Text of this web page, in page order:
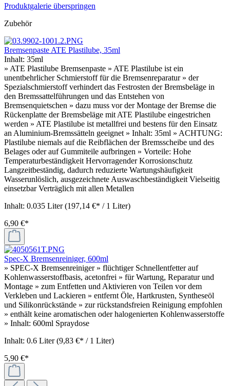
Produktgalerie überspringen
Zubehör
Bremsenpaste ATE Plastilube, 35ml
Inhalt: 35ml
» ATE Plastilube Bremsenpaste » ATE Plastilube ist ein
unentbehrlicher Schmierstoff für die Bremsenreparatur » der
Spezialschmierstoff verhindert das Festrosten der Bremsbeläge in
den Bremssattelführungen und das Entstehen von
Bremsenquietschen » dazu muss vor der Montage der Bremse die
Rückenplatte der Bremsbeläge mit ATE Plastilube eingestrichen
werden » ATE Plastilube ist metallfrei und bestens für den Einsatz
an Aluminium-Bremssätteln geeignet » Inhalt: 35ml » ACHTUNG:
Plastilube niemals auf die Reibflächen der Bremsscheibe und des
Belages oder auf Gummiteile aufbringen » Vorteile: Hohe
Temperaturbeständigkeit Hervorragender Korrosionschutz
Langzeitbeständig, dadurch reduzierte Wartungshäufigkeit
Wasserunlöslich, ausgezeichnete Auswaschbeständigkeit Vielseitig
einsetzbar Verträglich mit allen Metallen
Inhalt: 0.035 Liter(197,14 €* / 1 Liter)
6,90 €*
Spec-X Bremsenreiniger, 600ml
» SPEC-X Bremsenreiniger » flüchtiger Schnellentfetter auf
Kohlenwasserstoffbasis, acetonfrei » für Wartung, Reparatur und
Montage » zum Entfetten und Aktivieren von Teilen vor dem
Verkleben und Lackieren » entfernt Öle, Hartkrusten, Syntheseöl
und Silikonrückstände » zur rückstandsfreien Reinigung empfohlen
» enthält keine aromatischen oder halogenierten Kohlenwasserstoffe
» Inhalt: 600ml Spraydose
Inhalt: 0.6 Liter(9,83 €* / 1 Liter)
5,90 €*